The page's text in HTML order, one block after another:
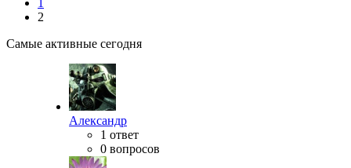
1
2
Самые активные сегодня
Александр
1 ответ
0 вопросов